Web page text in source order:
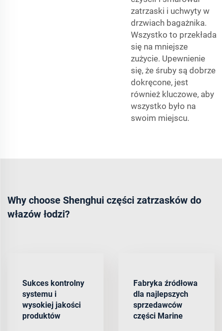
zatrzaski i uchwyty w
drzwiach bagażnika.
Wszystko to przekłada
się na mniejsze
zużycie. Upewnienie
się, że śruby są dobrze
dokręcone, jest
również kluczowe, aby
wszystko było na
swoim miejscu.
Why choose Shenghui części zatrzasków do
włazów łodzi?
Sukces kontrolny
systemu i
wysokiej jakości
produktów
Fabryka źródłowa
dla najlepszych
sprzedawców
części Marine